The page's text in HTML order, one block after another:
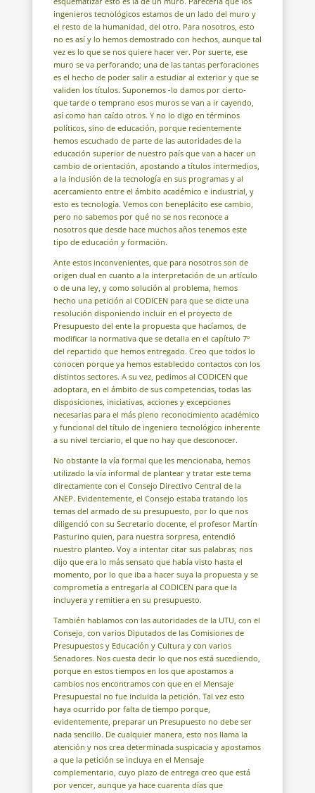
ingenieros tecnológicos estamos de un lado del muro y
el resto de la humanidad, del otro. Para nosotros, esto
no es así y lo hemos demostrado con hechos, aunque tal
vez es lo que se nos quiere hacer ver. Por suerte, ese
muro se va perforando; una de las tantas perforaciones
es el hecho de poder salir a estudiar al exterior y que se
validen los títulos. Suponemos -lo damos por cierto-
que tarde o temprano esos muros se van a ir cayendo,
así como han caído otros. Y no lo digo en términos
políticos, sino de educación, porque recientemente
hemos escuchado de parte de las autoridades de la
educación superior de nuestro país que van a hacer un
cambio de orientación, apostando a títulos intermedios,
a la inclusión de la tecnología en sus programas y al
acercamiento entre el ámbito académico e industrial, y
esto es tecnología. Vemos con beneplácito ese cambio,
pero no sabemos por qué no se nos reconoce a
nosotros que desde hace muchos años tenemos este
tipo de educación y formación.
Ante estos inconvenientes, que para nosotros son de
origen dual en cuanto a la interpretación de un artículo
o de una ley, y como solución al problema, hemos
hecho una petición al CODICEN para que se dicte una
resolución disponiendo incluir en el proyecto de
Presupuesto del ente la propuesta que hacíamos, de
modificar la normativa que se detalla en el capítulo 7º
del repartido que hemos entregado. Creo que todos lo
conocen porque ya hemos establecido contactos con los
distintos sectores. A su vez, pedimos al CODICEN que
adoptara, en el ámbito de sus competencias, todas las
disposiciones, iniciativas, acciones y excepciones
necesarias para el más pleno reconocimiento académico
y funcional del título de ingeniero tecnológico inherente
a su nivel terciario, el que no hay que desconocer.
No obstante la vía formal que les mencionaba, hemos
utilizado la vía informal de plantear y tratar este tema
directamente con el Consejo Directivo Central de la
ANEP. Evidentemente, el Consejo estaba tratando los
temas del armado de su presupuesto, por lo que nos
diligenció con su Secretario docente, el profesor Martín
Pasturino quien, para nuestra sorpresa, entendió
nuestro planteo. Voy a intentar citar sus palabras; nos
dijo que era lo más sensato que había visto hasta el
momento, por lo que iba a hacer suya la propuesta y se
comprometía a entregarla al CODICEN para que la
incluyera y remitiera en su presupuesto.
También hablamos con las autoridades de la UTU, con el
Consejo, con varios Diputados de las Comisiones de
Presupuestos y Educación y Cultura y con varios
Senadores. Nos cuesta decir lo que nos está sucediendo,
porque en estos tiempos en los que apostamos a
cambios nos encontramos con que en el Mensaje
Presupuestal no fue incluida la petición. Tal vez esto
haya ocurrido por falta de tiempo porque,
evidentemente, preparar un Presupuesto no debe ser
nada sencillo. De cualquier manera, esto nos llama la
atención y nos crea determinada suspicacia y apostamos
a que la petición se incluya en el Mensaje
complementario, cuyo plazo de entrega creo que está
por vencer, aunque ya hace cuarenta días que